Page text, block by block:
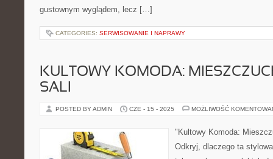
gustownym wyglądem, lecz […]
CATEGORIES: SERWISOWANIE I NAPRAWY
KULTOWY KOMODA:
SALI
POSTED BY ADMIN CZE - 15 - 2025 MOŻLIWOŚĆ
"Kultowy Komoda:
Odkryj, dlaczego ta